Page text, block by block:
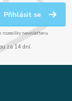
Přihlásit se
rozesílky newsletteru.
za 14 dní.